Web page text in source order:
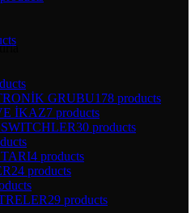
GRUBU178 products
İKAZ7 products
30 products
4 products
24 products
29 products